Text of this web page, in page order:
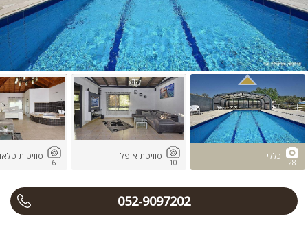
28
כללי
10
סוויטת אופל
6
סוויטות
052-9097202